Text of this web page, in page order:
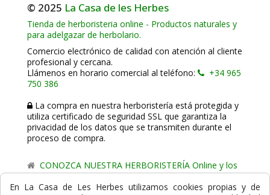
© 2025 La Casa de les Herbes
Tienda de herboristeria online - Productos naturales y
para adelgazar de herbolario.
Comercio electrónico de calidad con atención al cliente
profesional y cercana.
Llámenos en horario comercial al teléfono:
+34 965
750 386
La compra en nuestra herboristería está protegida y
utiliza certificado de seguridad SSL que garantiza la
privacidad de los datos que se transmiten durante el
proceso de compra.
CONOZCA NUESTRA HERBORISTERÍA Online y los
comercio de proximidad de La Casa de les Herbes.
En La Casa de Les Herbes utilizamos cookies propias y de